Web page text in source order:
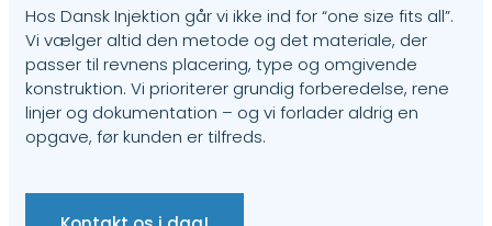
Hos Dansk Injektion går vi ikke ind for “one size fits all”.
Vi vælger altid den metode og det materiale, der
passer til revnens placering, type og omgivende
konstruktion. Vi prioriterer grundig forberedelse, rene
linjer og dokumentation – og vi forlader aldrig en
opgave, før kunden er tilfreds.